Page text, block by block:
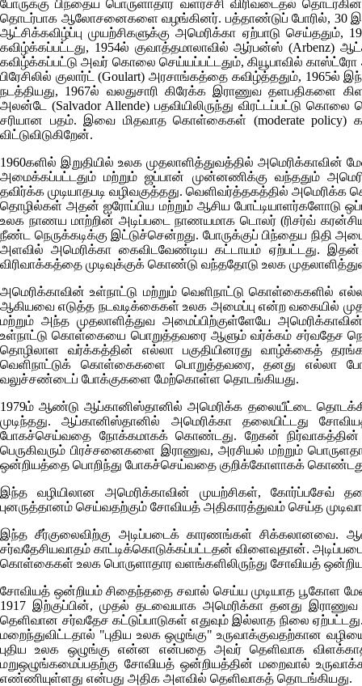
போருக்கு பிந்தைய பொருளாதார வளர்ச்சி விரிவடைதல்
தொடர்பாக ஆலோசனைகளை வழங்கினர். பத்தாண்டுப் போரில், 30
ஆட்சிக்கவிழ்ப்பு முயற்சிகளுக்கு அமெரிக்கா ஏற்பாடு
கவிழ்க்கப்பட்டது, 1954ல் குவாத்தமாலாவில் ஆர்பன்ஸ் (Arbenz)
கவிழ்க்கப்பட்டு அவர் கொலை செய்யப்பட்டதும், கியூபாவில்
பிரேசிலில் குலார்ட்(Goulart) அரசாங்கத்தை கவிழ்த்ததும், 1965ல்
நடத்தியது, 1967ல் வலதுசாரி கிரேக்க இராணுவ தளபதிகளை
அலன்டே (Salvador Allende) பதவியிலிருந்து விரட்டப்பட்டு
சரியான பதம். இவை மிதவாத கொள்கைகள் (moderate policy)
விட்டுவிடுகிறேன்.
1960களில் இறுதியில் உலக முதலாளித்துவத்தில் அமெரிக்காவின்
அமைக்கப்பட்டதும் மற்றும் ஜப்பான் முன்னணிக்கு வந்ததும்
தவிர்க்க முடியாதபடி வழிவகுத்தது. வெளிவர்த்தகத்தில்
தொழில்கள் அதன் ஐரோப்பிய மற்றும் ஆசிய போட்டியாளர்களோடு
உலக நாணய மாற்றின் அடிப்படை நாணயமாக டொலர் (ரிசர்வ்
நீண்ட நெருக்கடிக்கு இட்டுச்சென்றது. போருக்குப் பிந்தைய நிதி
அளவில் அமெரிக்கா கைவிடவேண்டிய கட்டாயம் ஏற்பட்டது. இதன்
விரிவாக்கத்தை முடிவுக்குக் கொண்டு வந்ததோடு உலக
அமெரிக்காவின் உள்நாட்டு மற்றும் வெளிநாட்டு கொள்கைகளில்
ஆகியவை எடுத்த நடவடிக்கைகள் உலக அமைப்பு என்ற வகையில்
மற்றும் அந்த முதலாளித்துவ அமைப்பிற்குள்ளேயே அமெரிக்காவின்
உள்நாட்டு கொள்கையை பொறுத்தவரை ஆளும் வர்க்கம் சர்வதேச
தொழிலாள வர்க்கத்தின் எல்லா பகுதியினரது வாழ்க்கைத்
வெளிநாட்டுக் கொள்கைகளை பொறுத்தவரை, தனது எல்லா
வலுச்சண்டைப் போக்குகளை மேற்கொள்ள தொடங்கியது.
1979ம் ஆண்டு ஆப்கானிஸ்தானில் அமெரிக்க தலையீட்டை
முடிந்தது. ஆப்கானிஸ்தானில் அமெரிக்கா தலையிட்டது
போகச்செய்வதை நோக்கமாகக் கொண்டது. றேகன் நிர்வாகத்தின்
பெருகிவரும் பிரச்சனைகளை இராணுவ, அரசியல் மற்றும்
ஒன்றியத்தை பொறிந்து போகச்செய்வதை குறிக்கோளாகக்
இந்த வழியிலான அமெரிக்காவின் முயற்சிகள், கோர்ப்பசேவ்
புனருத்தானம் செய்வதற்கும் சோவியத் அதிகாரத்துவம் செய்த
இந்த சீர்குலைவிற்கு அடிப்படைக் காரணங்கள் சிக்கலானவை.
சர்வதேசியவாதம் காட்டிக்கொடுக்கப்பட்டதன் விளைவுதான்.
கொள்கைகள் உலக பொருளாதார வளங்களிலிருந்து சோவியத்
சோவியத் ஒன்றியம் சிதைந்ததை சவால் செய்ய முடியாத பூகோள
1917 இற்குப்பின், முதல் தடவையாக அமெரிக்கா தனது
தெளிவான சர்வதேச கட்டுப்பாடுகள் எதுவும் இல்லாத நிலை
மறைந்துவிட்டதால் "புதிய உலக ஒழுங்கு" உருவாக்குவதற்கான
புதிய உலக ஒழுங்கு என்ன என்பதை அவர் தெளிவாக
மறுஒழுங்கமைப்பதற்கு சோவியத் ஒன்றியத்தின் மறைவால்
எண்ணியுள்ளது என்பது அதிக அளவில் தெளிவாகத் தொடங்கியது.